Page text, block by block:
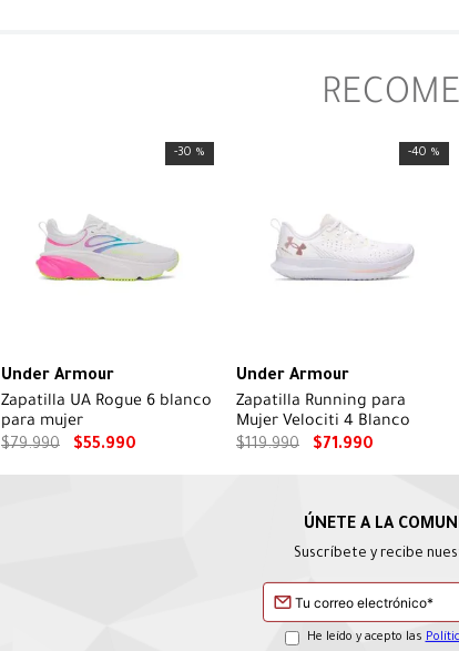
-30 %
Under Armour
Zapatilla UA Rogue 6 blanco
para mujer
$79.990 $55.990
-40 %
Under Armour
Zapatilla Running para
Mujer Velociti 4 Blanco
$119.990 $71.990
Suscríbete y recibe
He leído y acepto las